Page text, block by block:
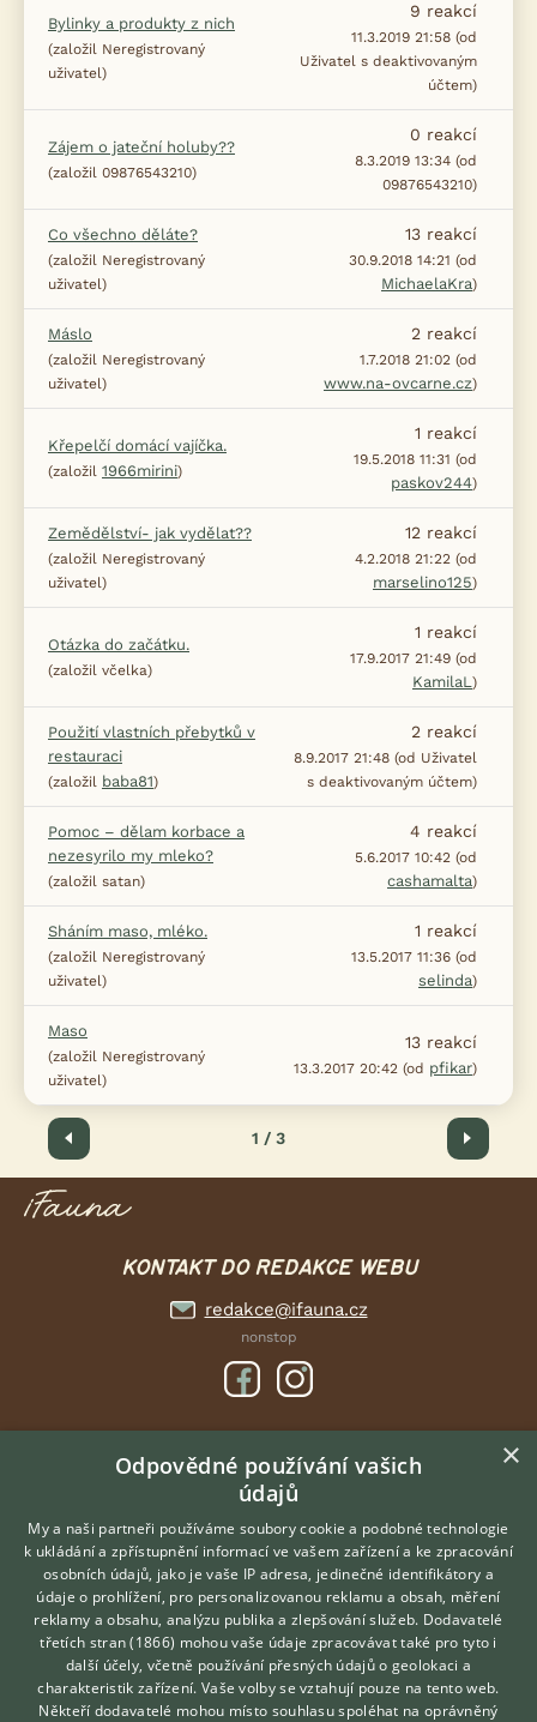
Bylinky a produkty z nich
(založil Neregistrovaný
uživatel)
9 reakcí
11.3.2019 21:58 (od
Uživatel s deaktivovaným
účtem)
Zájem o jateční holuby??
(založil 09876543210)
0 reakcí
8.3.2019 13:34 (od
09876543210)
Co všechno děláte?
(založil Neregistrovaný
uživatel)
13 reakcí
30.9.2018 14:21 (od
MichaelaKra)
Máslo
(založil Neregistrovaný
uživatel)
2 reakcí
1.7.2018 21:02 (od
www.na-ovcarne.cz)
Křepelčí domácí vajíčka.
(založil 1966mirini)
1 reakcí
19.5.2018 11:31 (od
paskov244)
Zemědělství- jak vydělat??
(založil Neregistrovaný
uživatel)
12 reakcí
4.2.2018 21:22 (od
marselino125)
Otázka do začátku.
(založil včelka)
1 reakcí
17.9.2017 21:49 (od
KamilaL)
Použití vlastních přebytků v
restauraci
(založil baba81)
2 reakcí
8.9.2017 21:48 (od Uživatel
s deaktivovaným účtem)
Pomoc – dělam korbace a
nezesyrilo my mleko?
(založil satan)
4 reakcí
5.6.2017 10:42 (od
cashamalta)
Sháním maso, mléko.
(založil Neregistrovaný
uživatel)
1 reakcí
13.5.2017 11:36 (od
selinda)
Maso
(založil Neregistrovaný
uživatel)
13 reakcí
13.3.2017 20:42 (od pfikar)
Předchozí 1 / 3 Další
KONTAKT DO REDAKCE WEBU
redakce@ifauna.cz
nonstop
DOMOVSKÁ STRÁNKA
INZERCE
DISKUSE
ČLÁNKY
O nás
Kontakt
Možnosti zvýraznění inzerátů
Podmínky užití
Hledáte zvířecího kamaráda?
Zdarma vám poradí
VETERINÁŘ ONLINE
×
Odpovědné používání vašich
údajů
My a naši partneři používáme soubory cookie a podobné technologie
k ukládání a zpřístupnění informací ve vašem zařízení a ke zpracování
osobních údajů, jako je vaše IP adresa, jedinečné identifikátory a
údaje o prohlížení, pro personalizovanou reklamu a obsah, měření
reklamy a obsahu, analýzu publika a zlepšování služeb. Dodavatelé
třetích stran (1866) mohou vaše údaje zpracovávat také pro tyto i
další účely, včetně používání přesných údajů o geolokaci a
charakteristik zařízení. Vaše volby se vztahují pouze na tento web.
Někteří dodavatelé mohou místo souhlasu spoléhat na oprávněný